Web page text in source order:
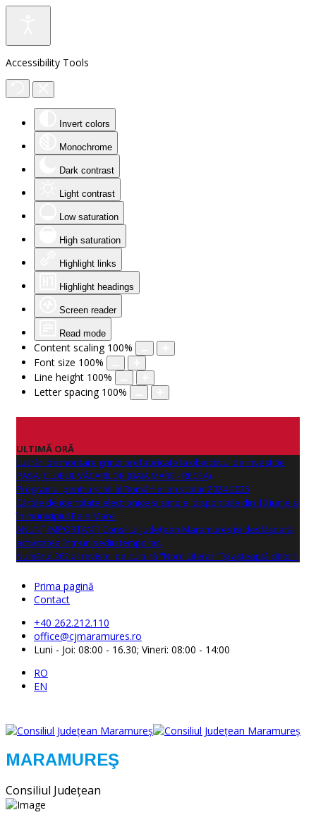
Accessibility Tools
Invert colors
Monochrome
Dark contrast
Light contrast
Low saturation
High saturation
Highlight links
Highlight headings
Screen reader
Read mode
Content scaling 100%
Font size 100%
Line height 100%
Letter spacing 100%
ULTIMĂ ORĂ
Lucrări de montare grinzi prefabricate la obiectivul de investitie
PASAJ CLUBUL VĂCARILOR (BAIA MARE - RECEA)
Programul pentru școli al României an școlar 2024-2025
Cărțile de identitate electronice și simple, disponibile din 10 iunie și
în municipiul Baia Mare
ANUNŢ IMPORTANT! Consiliul Județean Maramureș își desfășoară
activitatea într-un sediu temporar.
Numărul 262 al revistei de cultură "Nord Literar" își așteaptă cititorii
Prima pagină
Contact
+40 262.212.110
office@cjmaramures.ro
Luni - Joi: 08:00 - 16.30; Vineri: 08:00 - 14:00
RO
EN
MARAMUREŞ
Consiliul Judeţean